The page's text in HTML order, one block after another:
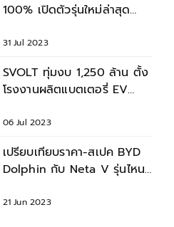
100% เปิดตัวรุ่นใหม่ล่าสุด
31 Jul 2023
SVOLT ทุ่มงบ 1,250 ล้าน ตั้ง
โรงงานผลิตแบตเตอรี่ EV
ไทย
06 Jul 2023
เปรียบเทียบราคา-สเปค BYD
Dolphin กับ Neta V รุ่นไหน
21 Jun 2023